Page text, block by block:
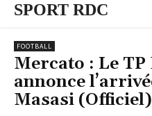
SPORT RDC
FOOTBALL
Mercato : Le TP
annonce
Masasi (Officiel)